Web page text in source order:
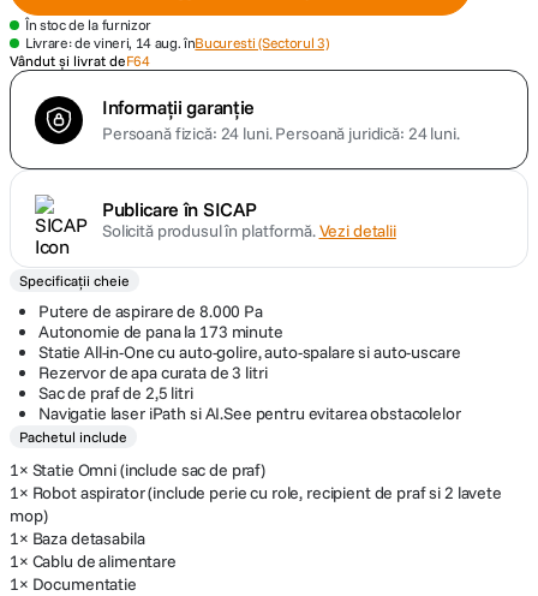
8. dji mic mini
10. insta 360
În stoc de la furnizor
Livrare: de vineri, 14 aug. înBucuresti (Sectorul 3)
Vândut și livrat deF64
Informații garanție
Persoană fizică: 24 luni.Persoană juridică: 24 luni.
Publicare în SICAP
Solicită produsul în platformă.Vezi detalii
Specificații cheie
Putere de aspirare de 8.000 Pa
Autonomie de pana la 173 minute
Statie All-in-One cu auto-golire, auto-spalare si auto-uscare
Rezervor de apa curata de 3 litri
Sac de praf de 2,5 litri
Navigatie laser iPath si AI.See pentru evitarea obstacolelor
Pachetul include
1× Statie Omni (include sac de praf)
1× Robot aspirator (include perie cu role, recipient de praf si 2 lavete
mop)
1× Baza detasabila
1× Cablu de alimentare
1× Documentatie